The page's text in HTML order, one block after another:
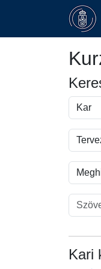
Kari